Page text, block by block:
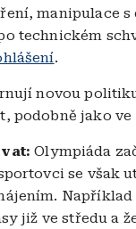
manipulace s
technickém
.
novou
podobně jako ve
Olympiáda
se však
již ve středu a